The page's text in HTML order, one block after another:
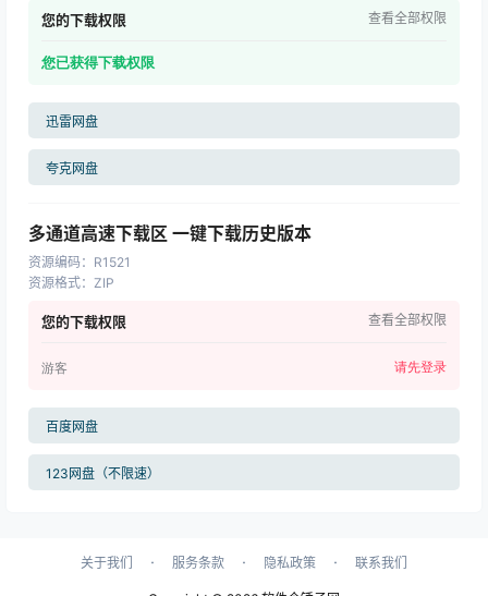
您的下载权限 查看全部权限
您已获得下载权限
迅雷网盘
夸克网盘
多通道高速下载区 一键下载历史版本
资源编码： R1521
资源格式： ZIP
您的下载权限 查看全部权限
游客 请先登录
百度网盘
123网盘（不限速）
关于我们 · 服务条款 · 隐私政策 · 联系我们